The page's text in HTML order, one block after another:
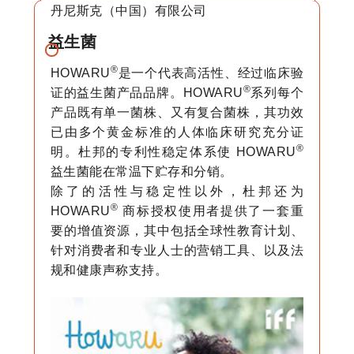
丹尼斯克（中国）有限公司
益生菌
HOWARU®是一个代表高活性、经过临床验
证的益生菌产品品牌。HOWARU®系列每个
产品既有单一菌株、又有复合菌株，其功效
已由多个黄金标准的人体临床研究充分证
明。杜邦的专利性稳定体系使 HOWARU®
益生菌能在常温下贮存和分销。
除了的活性与稳定性以外，杜邦还为
HOWARU® 商标授权使用者提供了一套重
要的增值资源，其中包括全球性教育计划、
针对消费者和专业人士的营销工具、以及法
规和健康声称支持。